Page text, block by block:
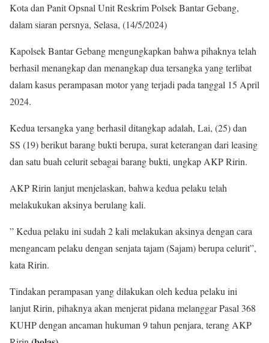
Kota dan Panit Opsnal Unit Reskrim Polsek Bantar Gebang,
dalam siaran persnya, Selasa, (14/5/2024)
Kapolsek Bantar Gebang mengungkapkan bahwa pihaknya telah
berhasil menangkap dan menangkap dua tersangka yang terlibat
dalam kasus perampasan motor yang terjadi pada tanggal 15 April
2024.
Kedua tersangka yang berhasil ditangkap adalah, Lai, (25) dan
SS (19) berikut barang bukti berupa, surat keterangan dari leasing
dan satu buah celurit sebagai barang bukti, ungkap AKP Ririn.
AKP Ririn lanjut menjelaskan, bahwa kedua pelaku telah
melakukukan aksinya berulang kali.
” Kedua pelaku ini sudah 2 kali melakukan aksinya dengan cara
mengancam pelaku dengan senjata tajam (Sajam) berupa celurit”,
kata Ririn.
Tindakan perampasan yang dilakukan oleh kedua pelaku ini
lanjut Ririn, pihaknya akan menjerat pidana melanggar Pasal 368
KUHP dengan ancaman hukuman 9 tahun penjara, terang AKP